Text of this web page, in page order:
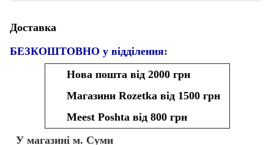
Доставка
БЕЗКОШТОВНО у відділення:
Нова пошта від 2000 грн
Магазини Rozetka від 1500 грн
Meest Poshta від 800 грн
У магазині м. Суми